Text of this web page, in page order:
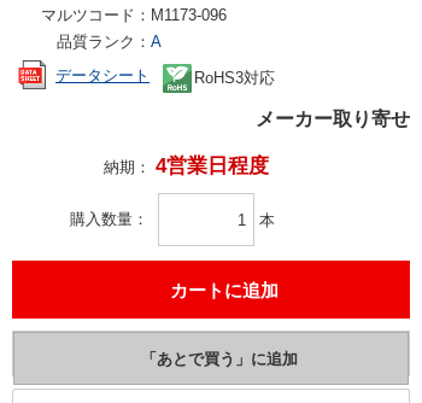
マルツコード： M1173-096
品質ランク： A
データシート
RoHS3対応
メーカー取り寄せ
納期： 4営業日程度
購入数量 本